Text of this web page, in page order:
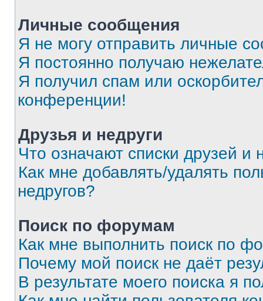
Личные сообщения
Я не могу отправить личные
Я постоянно получаю
Я получил спам или
конференции!
Друзья и недруги
Что означают списки друзей и
Как мне добавлять/удалять
недругов?
Поиск по форумам
Как мне выполнить поиск по
Почему мой поиск не даёт
В результате моего поиска я